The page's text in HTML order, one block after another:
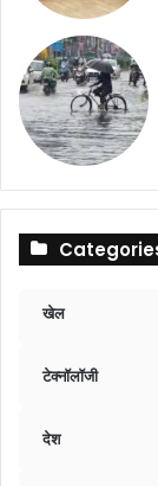
खेल
टेक्नॉलॉजी
देश